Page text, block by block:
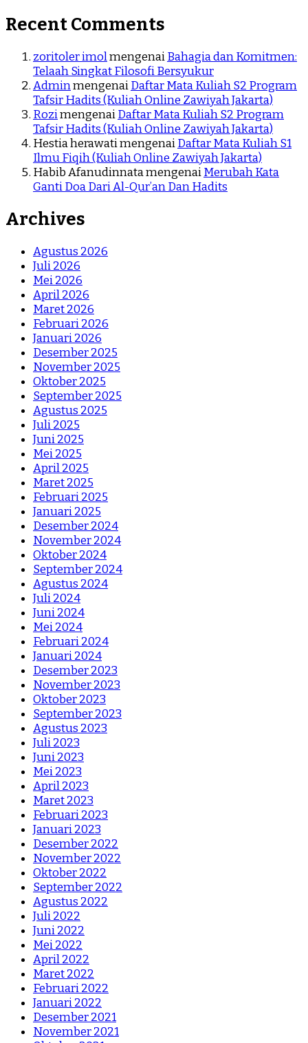
Recent Comments
zoritoler imolmengenaiBahagia dan Komitmen:
Telaah Singkat Filosofi Bersyukur
AdminmengenaiDaftar Mata Kuliah S2 Program
Tafsir Hadits (Kuliah Online Zawiyah Jakarta)
RozimengenaiDaftar Mata Kuliah S2 Program
Tafsir Hadits (Kuliah Online Zawiyah Jakarta)
Hestia herawatimengenaiDaftar Mata Kuliah S1
Ilmu Fiqih (Kuliah Online Zawiyah Jakarta)
Habib AfanudinnatamengenaiMerubah Kata
Ganti Doa Dari Al-Qur’an Dan Hadits
Archives
Agustus 2026
Juli 2026
Mei 2026
April 2026
Maret 2026
Februari 2026
Januari 2026
Desember 2025
November 2025
Oktober 2025
September 2025
Agustus 2025
Juli 2025
Juni 2025
Mei 2025
April 2025
Maret 2025
Februari 2025
Januari 2025
Desember 2024
November 2024
Oktober 2024
September 2024
Agustus 2024
Juli 2024
Juni 2024
Mei 2024
Februari 2024
Januari 2024
Desember 2023
November 2023
Oktober 2023
September 2023
Agustus 2023
Juli 2023
Juni 2023
Mei 2023
April 2023
Maret 2023
Februari 2023
Januari 2023
Desember 2022
November 2022
Oktober 2022
September 2022
Agustus 2022
Juli 2022
Juni 2022
Mei 2022
April 2022
Maret 2022
Februari 2022
Januari 2022
Desember 2021
November 2021